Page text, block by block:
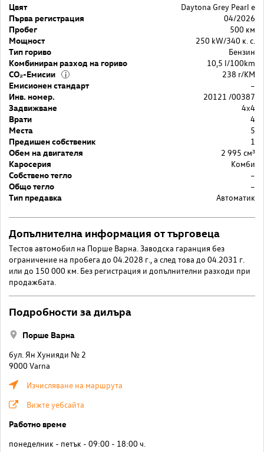
Цвят
Daytona Grey Pearl e
Първа регистрация
04/2026
Пробег
500 км
Мощност
250 kW/340 к. с.
Тип гориво
Бензин
Комбиниран разход на гориво
10,5 l/100km
CO₂-Емисии
i
238 r/KM
Емисионен стандарт
–
Инв. номер.
20121 /00387
Задвижване
4x4
Врати
4
Места
5
Предишен собственик
1
Обем на двигателя
2 995 cм³
Каросерия
Комби
Собствено тегло
–
Общо тегло
–
Тип предавка
Автоматик
Допълнителна информация от търговеца
Тестов автомобил на Порше Варна. Заводска гаранция без
ограничение на пробега до 04.2028 г., а след това до 04.2031 г.
или до 150 000 км. Без регистрация и допълнителни разходи при
продажбата.
Подробности за дилъра
Порше Варна
бул. Ян Хунияди № 2
9000 Varna
Изчисляване на маршрута
Вижте уебсайта
Работно време
понеделник - петък - 09:00 - 18:00 ч.